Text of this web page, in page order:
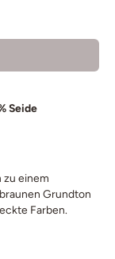
Seide
zu einem
Grundton
Farben.